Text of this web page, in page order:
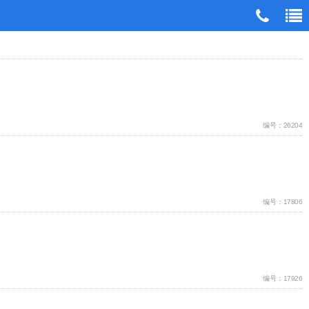
编号：26204
编号：17806
编号：17926